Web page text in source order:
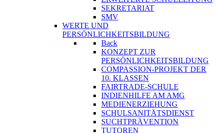
SEKRETARIAT
SMV
WERTE UND
PERSÖNLICHKEITSBILDUNG
Back
KONZEPT ZUR
PERSÖNLICHKEITSBILDUNG
COMPASSION-PROJEKT DER
10. KLASSEN
FAIRTRADE-SCHULE
INDIENHILFE AM AMG
MEDIENERZIEHUNG
SCHULSANITÄTSDIENST
SUCHTPRÄVENTION
TUTOREN